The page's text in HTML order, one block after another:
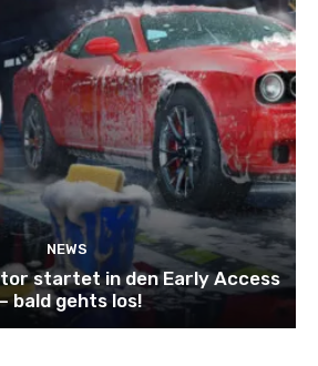
NEWS
startet in den Early Access
bald gehts los!